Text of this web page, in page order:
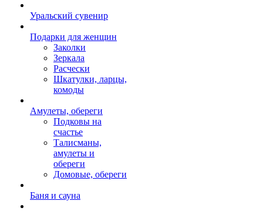
Уральский сувенир
Подарки для женщин
Заколки
Зеркала
Расчески
Шкатулки, ларцы,
комоды
Амулеты, обереги
Подковы на
счастье
Талисманы,
амулеты и
обереги
Домовые, обереги
Баня и сауна